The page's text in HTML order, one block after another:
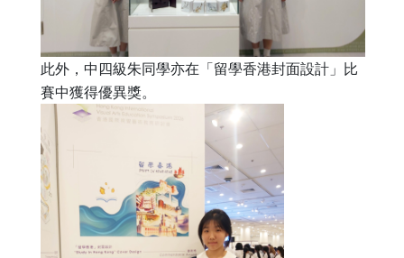
此外，中四級朱同學亦在「留學香港封面設計」比
賽中獲得優異獎。